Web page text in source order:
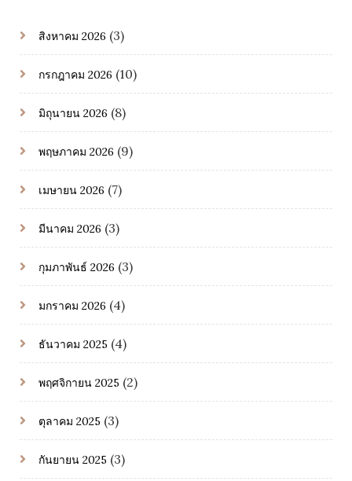
สิงหาคม 2026 (3)
กรกฎาคม 2026 (10)
มิถุนายน 2026 (8)
พฤษภาคม 2026 (9)
เมษายน 2026 (7)
มีนาคม 2026 (3)
กุมภาพันธ์ 2026 (3)
มกราคม 2026 (4)
ธันวาคม 2025 (4)
พฤศจิกายน 2025 (2)
ตุลาคม 2025 (3)
กันยายน 2025 (3)